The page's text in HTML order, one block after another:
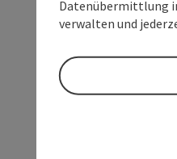
Datenübermittlung
verwalten und